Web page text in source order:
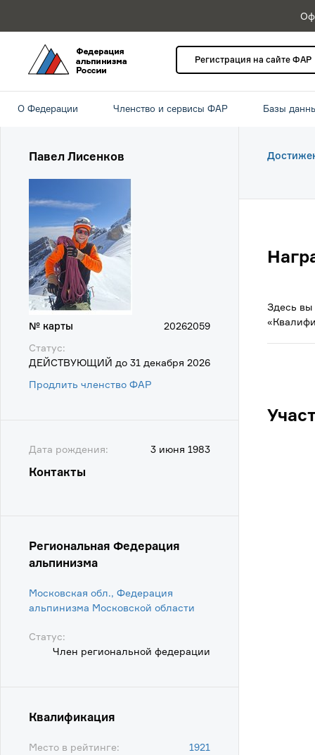
Регистрация на сайте ФАР
О Федерации Членство и сервисы ФАР Базы
Павел Лисенков
№ карты
20262059
Статус:
ДЕЙСТВУЮЩИЙ до 31 декабря 2026
Продлить членство ФАР
Дата рождения: 3 июня 1983
Контакты
Региональная Федерация
альпинизма
Московская обл., Федерация
альпинизма Московской области
Статус:
Член региональной федерации
Квалификация
Место в рейтинге: 1921
Здесь вы